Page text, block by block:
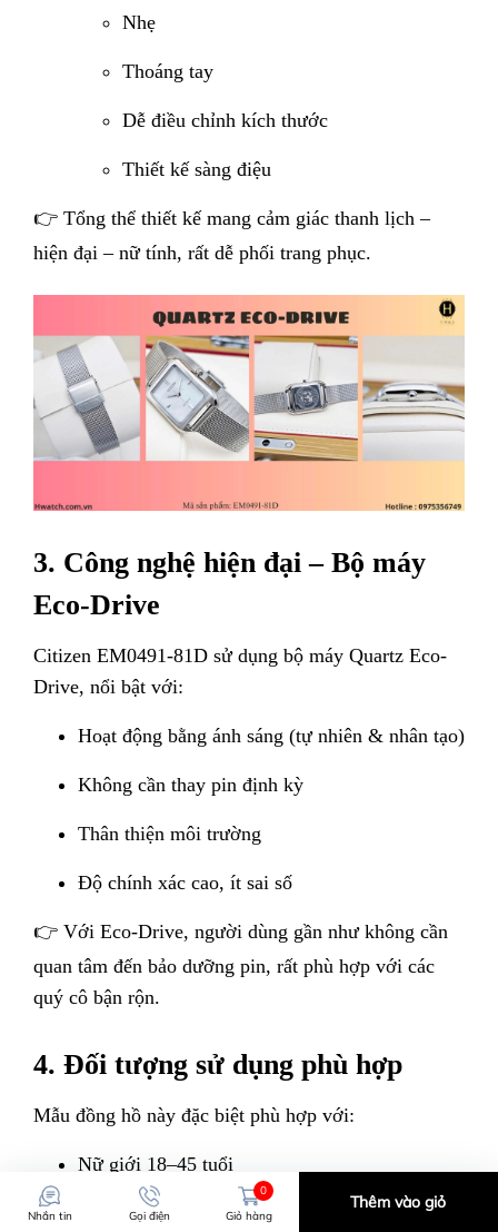
Nhẹ
Thoáng tay
Dễ điều chỉnh kích thước
Thiết kế sàng điệu
👉 Tổng thể thiết kế mang cảm giác thanh lịch –
hiện đại – nữ tính, rất dễ phối trang phục.
3. Công nghệ hiện đại – Bộ máy
Eco-Drive
Citizen EM0491-81D sử dụng bộ máy Quartz Eco-
Drive, nổi bật với:
Hoạt động bằng ánh sáng (tự nhiên & nhân tạo)
Không cần thay pin định kỳ
Thân thiện môi trường
Độ chính xác cao, ít sai số
👉 Với Eco-Drive, người dùng gần như không cần
quan tâm đến bảo dưỡng pin, rất phù hợp với các
quý cô bận rộn.
4. Đối tượng sử dụng phù hợp
Mẫu đồng hồ này đặc biệt phù hợp với:
Nữ giới 18–45 tuổi
Nhân viên văn phòng, giáo viên, người làm
Nhắn tin Gọi điện
0
Giỏ hàng
Thêm vào giỏ